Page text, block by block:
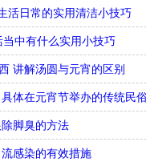
活日常的实用清洁小技巧
中有什么实用小技巧
讲解汤圆与元宵的区别
体在元宵节举办的传统民
脚臭的方法
感染的有效措施